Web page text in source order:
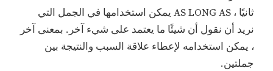
ثانيًا ، AS LONG AS يمكن استخدامها في الجمل التي
نريد أن نقول أن شيئًا ما يعتمد على شيء آخر. بمعنى آخر
، يمكن استخدامه لإعطاء علاقة السبب والنتيجة بين
جملتين.